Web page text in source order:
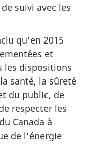
suivi avec les
qu’en 2015
et
les dispositions
santé, la sûreté
du public, de
respecter les
Canada à
de l’énergie